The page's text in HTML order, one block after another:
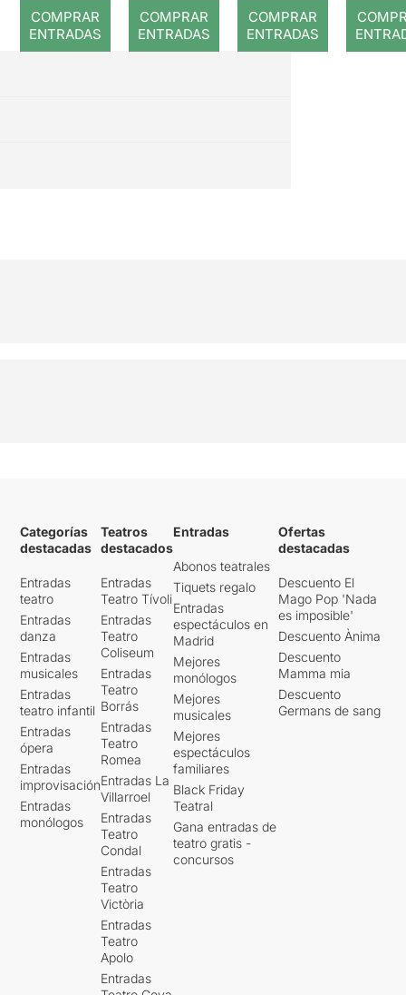
COMPRAR
ENTRADAS
COMPRAR
ENTRADAS
COMPRAR
ENTRADAS
Categorías
destacadas
Entradas
teatro
Entradas
danza
Entradas
musicales
Entradas
teatro infantil
Entradas
ópera
Entradas
improvisación
Entradas
monólogos
Teatros
destacados
Entradas
Teatro Tívoli
Entradas
Teatro
Coliseum
Entradas
Teatro
Borrás
Entradas
Teatro
Romea
Entradas La
Villarroel
Entradas
Teatro
Condal
Entradas
Teatro
Victòria
Entradas
Teatro
Apolo
Entradas
Entradas
Abonos teatrales
Tiquets regalo
Entradas
espectáculos en
Madrid
Mejores
monólogos
Mejores
musicales
Mejores
espectáculos
familiares
Black Friday
Teatral
Gana entradas de
teatro gratis -
concursos
Ofertas
destacadas
Descuento El
Mago Pop 'Nada
es imposible'
Descuento Ànima
Descuento
Mamma mia
Descuento
Germans de sang